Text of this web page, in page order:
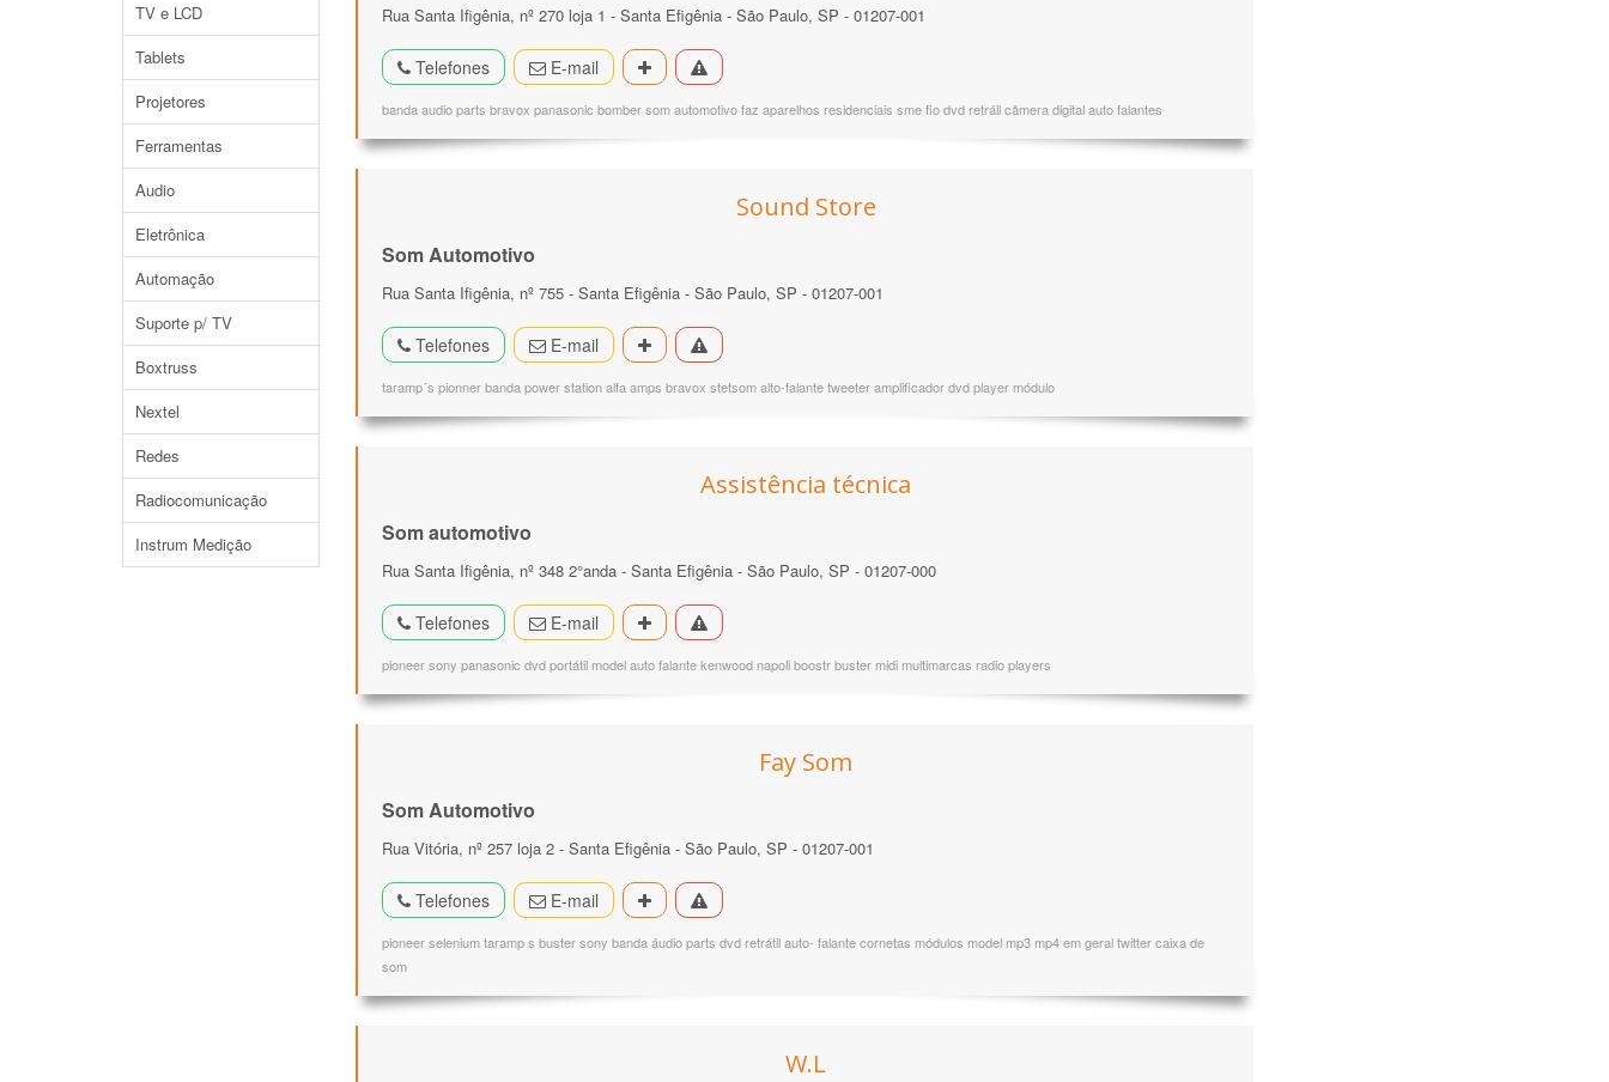
TV e LCD
Tablets
Projetores
Ferramentas
Audio
Eletrônica
Automação
Suporte p/ TV
Boxtruss
Nextel
Redes
Radiocomunicação
Instrum Medição
Rua Santa Ifigênia, nº 270 loja 1 - Santa Efigênia - São Paulo, SP - 01207-001
Telefones E-mail
banda audio parts bravox panasonic bomber som automotivo faz aparelhos residenciais sme fio dvd retráil câmera digital auto falantes
Sound Store
Som Automotivo
Rua Santa Ifigênia, nº 755 - Santa Efigênia - São Paulo, SP - 01207-001
Telefones E-mail
taramp´s pionner banda power station alfa amps bravox stetsom alto-falante tweeter amplificador dvd player módulo
Assistência técnica
Som automotivo
Rua Santa Ifigênia, nº 348 2°anda - Santa Efigênia - São Paulo, SP - 01207-000
Telefones E-mail
pioneer sony panasonic dvd portátil model auto falante kenwood napoli boostr buster midi multimarcas radio players
Fay Som
Som Automotivo
Rua Vitória, nº 257 loja 2 - Santa Efigênia - São Paulo, SP - 01207-001
Telefones E-mail
pioneer selenium taramp s buster sony banda áudio parts dvd retrátil auto- falante cornetas módulos model mp3 mp4 em geral twitter caixa de
som
W.L